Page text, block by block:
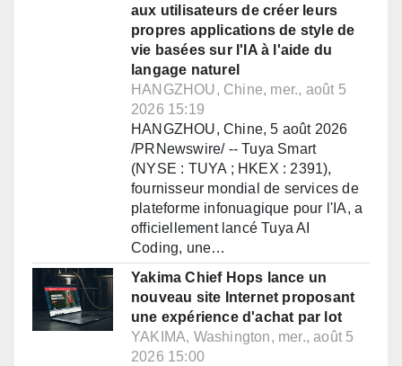
aux utilisateurs de créer leurs
propres applications de style de
vie basées sur l'IA à l'aide du
langage naturel
HANGZHOU, Chine, mer., août 5
2026 15:19
HANGZHOU, Chine, 5 août 2026
/PRNewswire/ -- Tuya Smart
(NYSE : TUYA ; HKEX : 2391),
fournisseur mondial de services de
plateforme infonuagique pour l'IA, a
officiellement lancé Tuya AI
Coding, une…
Yakima Chief Hops lance un
nouveau site Internet proposant
une expérience d'achat par lot
YAKIMA, Washington, mer., août 5
2026 15:00